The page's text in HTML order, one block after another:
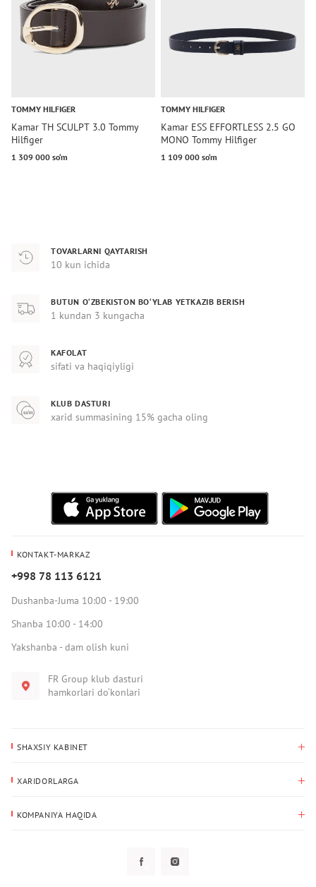
TOMMY HILFIGER
Kamar TH SCULPT 3.0 Tommy
Hilfiger
1 309 000 so‘m
TOMMY HILFIGER
Kamar ESS EFFORTLESS 2.5 GO
MONO Tommy Hilfiger
1 109 000 so‘m
TOVARLARNI QAYTARISH
10 kun ichida
BUTUN O‘ZBEKISTON BO‘YLAB YETKAZIB BERISH
1 kundan 3 kungacha
KAFOLAT
sifati va haqiqiyligi
KLUB DASTURI
xarid summasining 15% gacha oling
KONTAKT-MARKAZ
+998 78 113 6121
Dushanba-Juma 10:00 - 19:00
Shanba 10:00 - 14:00
Yakshanba - dam olish kuni
FR Group klub dasturi
hamkorlari do‘konlari
SHAXSIY KABINET
Yetkazib berish manzili
XARIDORLARGA
KOMPANIYA HAQIDA